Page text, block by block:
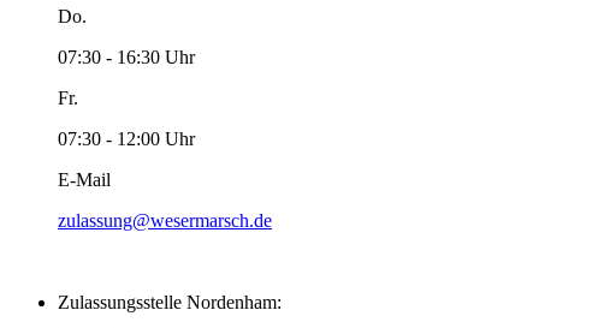
Do.
07:30 - 16:30 Uhr
Fr.
07:30 - 12:00 Uhr
E-Mail
zulassung@wesermarsch.de
Zulassungsstelle Nordenham: